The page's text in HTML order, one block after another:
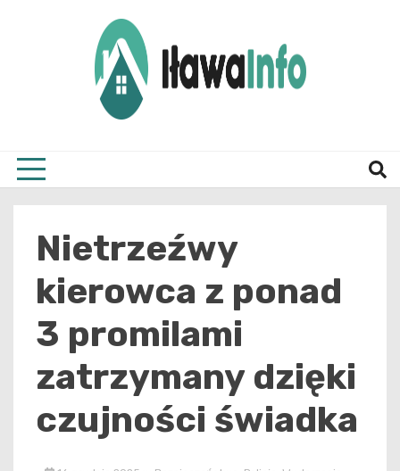
Nietrzeźwy
kierowca z ponad
3 promilami
zatrzymany dzięki
czujności świadka